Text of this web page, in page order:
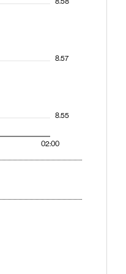
02:00
8.55
8.57